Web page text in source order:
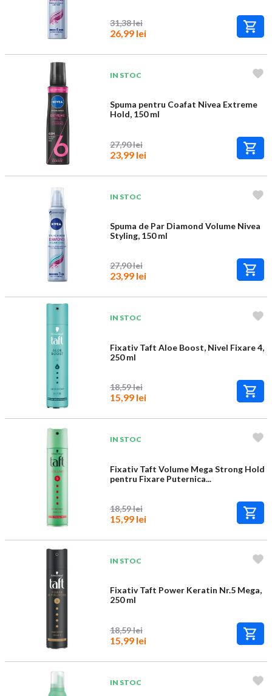
31,38 lei
26,99 lei
IN STOC
Spuma pentru Coafat Nivea Extreme
Hold, 150 ml
27,90 lei
23,99 lei
IN STOC
Spuma de Par Diamond Volume Nivea
Styling, 150 ml
27,90 lei
23,99 lei
IN STOC
Fixativ Taft Aloe Boost, Nivel Fixare 4,
250 ml
18,59 lei
15,99 lei
IN STOC
Fixativ Taft Volume Mega Strong Hold
pentru Fixare Puternica...
18,59 lei
15,99 lei
IN STOC
Fixativ Taft Power Keratin Nr.5 Mega,
250 ml
18,59 lei
15,99 lei
IN STOC